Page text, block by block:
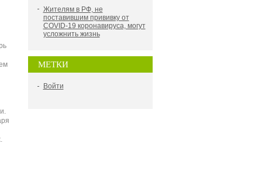
Жителям в РФ, не
поставившим прививку от
COVID-19 коронавируса, могут
усложнить жизнь
МЕТКИ
Войти